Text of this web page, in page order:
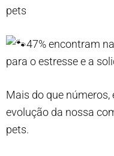
pets
47% encontram
para o estresse e a
Mais do que
evolução da nossa
pets.